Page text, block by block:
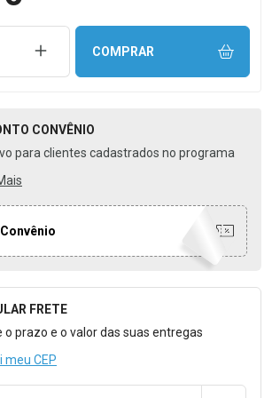
UNIDADEAUMENTAR UMA UNIDADE
COMPRAR
CONVÊNIO
para clientes cadastrados no programa
Calcular o Frete
FRETE
o prazo e o valor das suas entregas
meu CEP